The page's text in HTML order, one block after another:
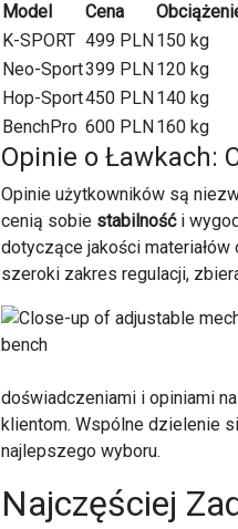
Model Cena
K-SPORT 499 PLN150 kg
Neo-Sport399 PLN120 kg
Hop-Sport450 PLN140 kg
BenchPro 600 PLN160 kg
Opinie o Ławkach:
Opinie użytkowników są
cenią sobie stabilnośći
dotyczące jakości materiałów
szeroki zakres regulacji,
doświadczeniami i opiniami
klientom. Wspólne dzielenie
najlepszego wyboru.
Najczęściej